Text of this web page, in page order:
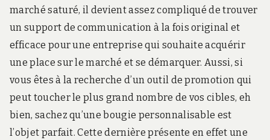
marché saturé, il devient assez compliqué de trouver
un support de communication à la fois original et
efficace pour une entreprise qui souhaite acquérir
une place sur le marché et se démarquer. Aussi, si
vous êtes à la recherche d’un outil de promotion qui
peut toucher le plus grand nombre de vos cibles, eh
bien, sachez qu’une bougie personnalisable est
l’objet parfait. Cette dernière présente en effet une